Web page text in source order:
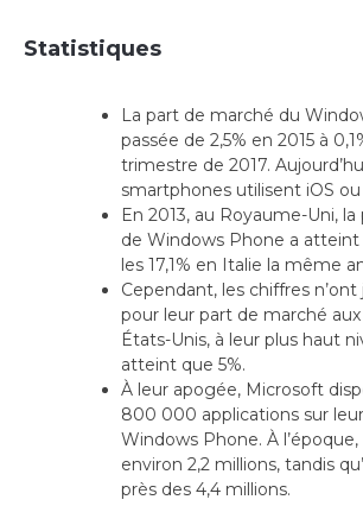
Statistiques
La part de marché du
passée de 2,5% en 2015 à
trimestre de 2017.
smartphones utilisent iOS ou
En 2013, au Royaume-Uni,
de Windows Phone a atteint
les 17,1% en Italie la même
Cependant, les chiffres
pour leur part de marché
États-Unis, à leur plus haut
atteint que 5%.
À leur apogée, Microsoft
800 000 applications sur
Windows Phone. À l’époque,
environ 2,2 millions, tandis
près des 4,4 millions.